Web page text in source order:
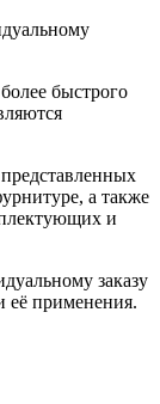
быстрого
а также
и
заказу
её применения.